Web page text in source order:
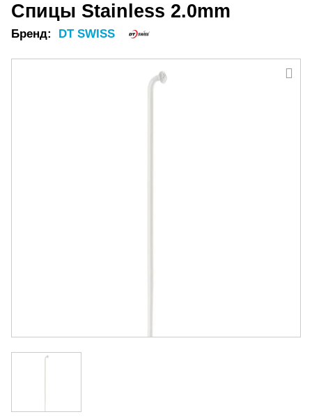
Спицы Stainless 2.0mm
Бренд: DT SWISS